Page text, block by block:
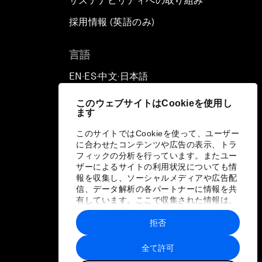
このウェブサイトはCookieを使用し
ます
このサイトではCookieを使って、ユーザー
に合わせたコンテンツや広告の表示、トラ
フィックの分析を行っています。またユー
ザーによるサイトの利用状況についても情
報を収集し、ソーシャルメディアや広告配
信、データ解析の各パートナーに情報を共
有しています。ここで収集された情報は、
ユーザーが各パートナーに提供した他の情
報や各パートナーのサービスを使用した際
に収集された情報と組み合わされ、各パー
トナーによって使用されることがありま
す。
全て許可
拒否
採用情報 (英語のみ)
言語
EN ▪ ES▪中文▪ 日本語